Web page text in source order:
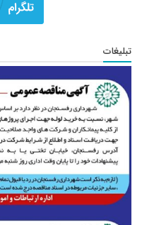
تبلیغات